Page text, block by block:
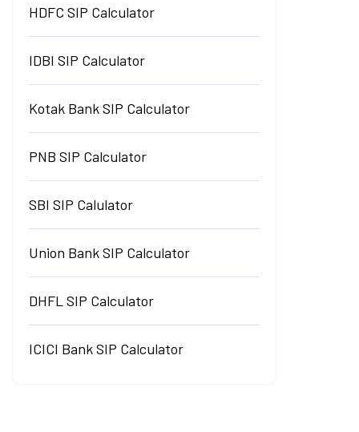
HDFC SIP Calculator
IDBI SIP Calculator
Kotak Bank SIP Calculator
PNB SIP Calculator
SBI SIP Calulator
Union Bank SIP Calculator
DHFL SIP Calculator
ICICI Bank SIP Calculator